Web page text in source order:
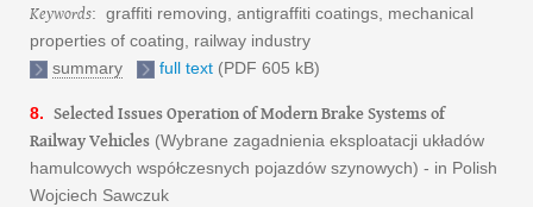
Keywords: graffiti removing, antigraffiti coatings, mechanical
properties of coating, railway industry
summary
full text (PDF 605 kB)
8. Selected Issues Operation of Modern Brake Systems of
Railway Vehicles (Wybrane zagadnienia eksploatacji układów
hamulcowych współczesnych pojazdów szynowych) - in Polish
Wojciech Sawczuk